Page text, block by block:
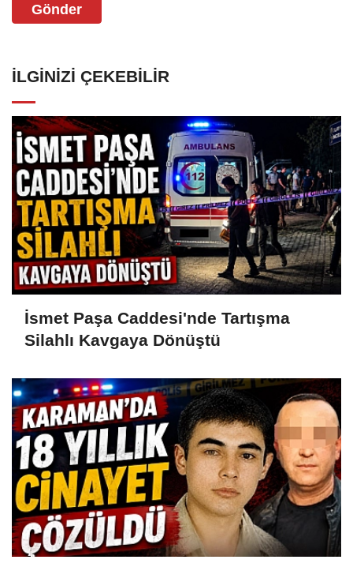
Gönder
İLGINIZI ÇEKEBILIR
İsmet Paşa Caddesi'nde Tartışma
Silahlı Kavgaya Dönüştü